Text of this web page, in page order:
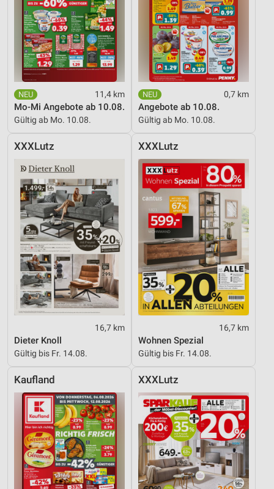
11,4 km
Mo-Mi Angebote ab 10.08.
Gültig ab Mo. 10.08.
0,7 km
Angebote ab 10.08.
Gültig ab Mo. 10.08.
XXXLutz
16,7 km
Dieter Knoll
Gültig bis Fr. 14.08.
XXXLutz
16,7 km
Wohnen Spezial
Gültig bis Fr. 14.08.
Kaufland XXXLutz